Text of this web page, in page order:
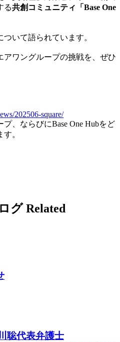
る共創コミュニティ「Base One
いて語られています。
ワングループの挑戦を、ぜひ
202506-square/
、ならびにBase One Hubをど
。
グRelated
聡代表弁護士